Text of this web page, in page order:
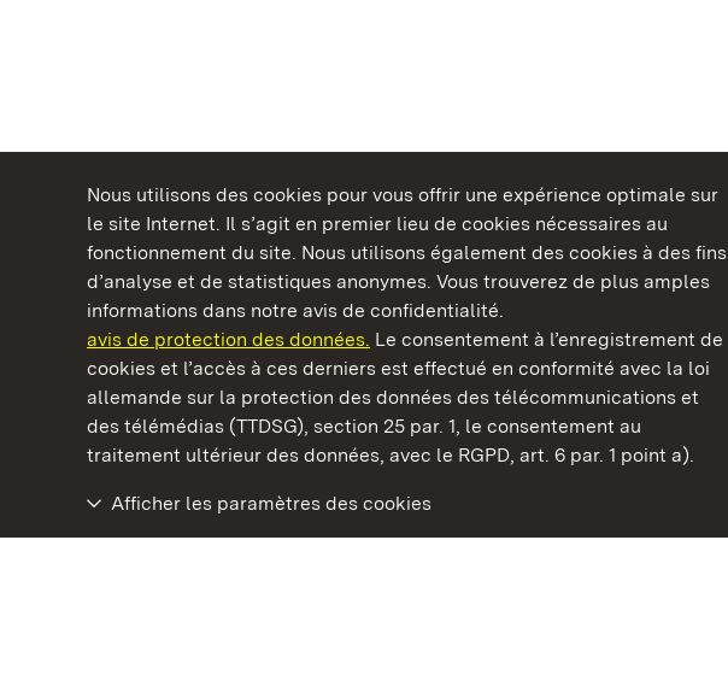
Nous utilisons des cookies pour vous offrir une expérience optimale sur
le site Internet. Il s’agit en premier lieu de cookies nécessaires au
fonctionnement du site. Nous utilisons également des cookies à des fins
d’analyse et de statistiques anonymes. Vous trouverez de plus amples
informations dans notre avis de confidentialité.
avis de protection des données. Le consentement à l’enregistrement de
cookies et l’accès à ces derniers est effectué en conformité avec la loi
allemande sur la protection des données des télécommunications et
des télémédias (TTDSG), section 25 par. 1, le consentement au
traitement ultérieur des données, avec le RGPD, art. 6 par. 1 point a).
Afficher les paramètres des cookies
Châteaux et jardins publics du Bade-Wurtemberg
Château baroque de Mannheim